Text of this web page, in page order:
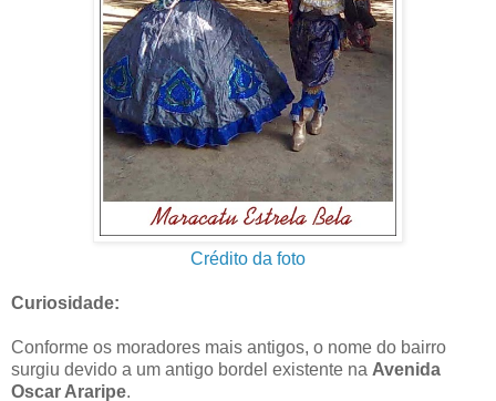
Crédito da foto
Curiosidade:
Conforme os moradores mais antigos, o nome do bairro
surgiu devido a um antigo bordel existente na Avenida
Oscar Araripe.